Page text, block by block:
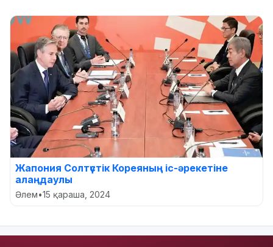
Жапония Солтүстік Кореяның іс-әрекетіне
алаңдаулы
Әлем•15 қараша, 2024